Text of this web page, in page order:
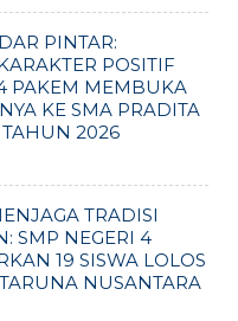
PINTAR:
POSITIF
PAKEM MEMBUKA
KE SMA PRADITA
2026
TRADISI
SMP NEGERI 4
19 SISWA LOLOS
NUSANTARA